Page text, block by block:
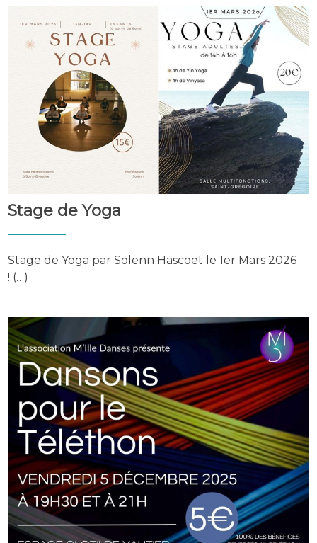
Stage de Yoga
Stage de Yoga par Solenn Hascoet le 1er Mars 2026
! (…)